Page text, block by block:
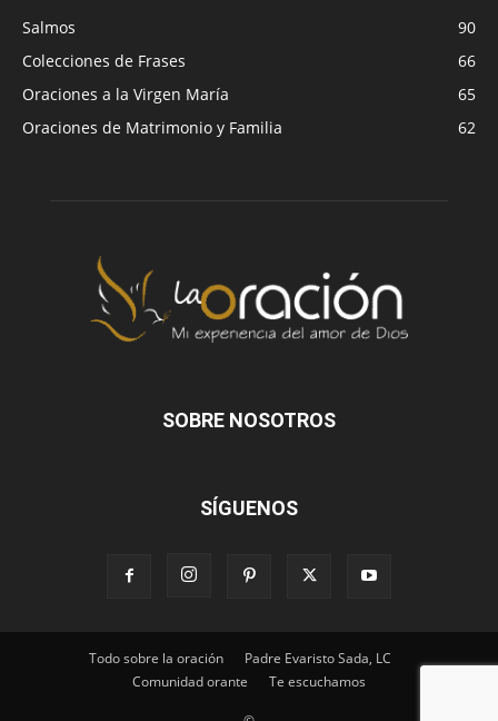
Salmos
90
Colecciones de Frases
66
Oraciones a la Virgen María
65
Oraciones de Matrimonio y Familia
62
SOBRE NOSOTROS
SÍGUENOS
Todo sobre la oración
Padre Evaristo Sada, LC
Comunidad orante
Te escuchamos